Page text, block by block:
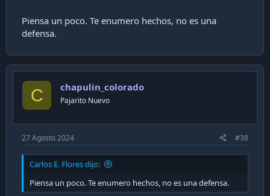
Piensa un poco. Te enumero hechos, no es una
defensa.
C chapulin_colorado
Pajarito Nuevo
27 Agosto 2024 #38
Carlos E. Flores dijo:
Piensa un poco. Te enumero hechos, no es una defensa.